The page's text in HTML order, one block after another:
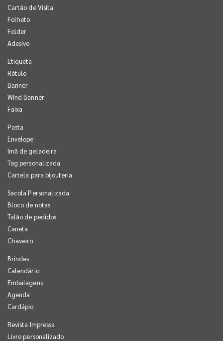
Cartão de Visita
Folheto
Folder
Adesivo
Etiqueta
Rótulo
Banner
Wind Banner
Faixa
Pasta
Envelope
Imã de geladeira
Tag personalizada
Cartela para bijouteria
Sacola Personalizada
Bloco de notas
Talão de pedidos
Caneta
Chaveiro
Brindes
Calendário
Embalagens
Agenda
Cardápio
Revista Impressa
Livro personalizado